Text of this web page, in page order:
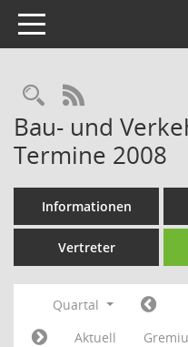
Toggle navigation
RSS-Feed
Bau- und
Termine 2008
Informationen
Vertreter
Quartal
Aktuell